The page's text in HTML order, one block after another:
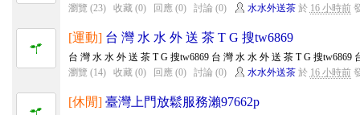
瀏覽 (23)
收藏 (0) 回應 (0) 討論 (0) 水水外送茶於 16 小時前
[運動] 台 灣 水 水 外 送 茶 T G 搜tw6869
台 灣 水 水 外 送 茶 T G 搜tw6869 台 灣 水 水 外 送 茶 T G 搜tw6869
瀏覽 (14)
收藏 (0) 回應 (0) 討論 (0) 水水外送茶於 16 小時前
[休閒] 臺灣上門放鬆服務瀨97662p